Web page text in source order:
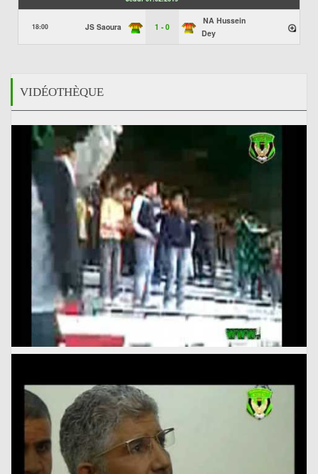
18:00 JS Saoura 1 - 0
NA Hussein
Dey
VIDÉOTHÈQUE